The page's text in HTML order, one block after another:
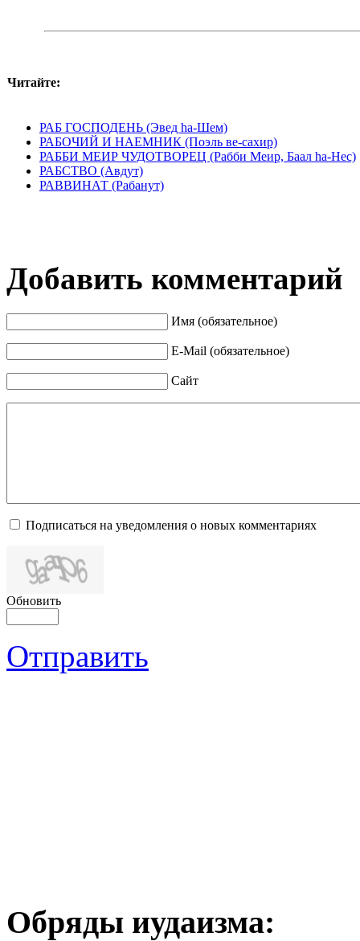
Читайте:
РАБ ГОСПОДЕНЬ (Эвед hа-Шем)
РАБОЧИЙ И НАЕМНИК (Поэль ве-сахир)
РАББИ МЕИР ЧУДОТВОРЕЦ (Рабби Меир, Баал hа-Нес)
РАБСТВО (Авдут)
РАВВИНАТ (Рабанут)
Добавить комментарий
Имя (обязательное)
E-Mail (обязательное)
Сайт
Подписаться на уведомления о новых комментариях
Обновить
Отправить
Обряды иудаизма: